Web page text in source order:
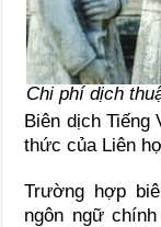
Chi phí dịch
Biên dịch Tiếng
thức của Liên
Trường hợp
ngôn ngữ